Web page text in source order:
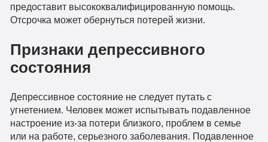
предоставит высококвалифицированную помощь.
Отсрочка может обернуться потерей жизни.
Признаки депрессивного
состояния
Депрессивное состояние не следует путать с
угнетением. Человек может испытывать подавленное
настроение из-за потери близкого, проблем в семье
или на работе, серьезного заболевания. Подавленное